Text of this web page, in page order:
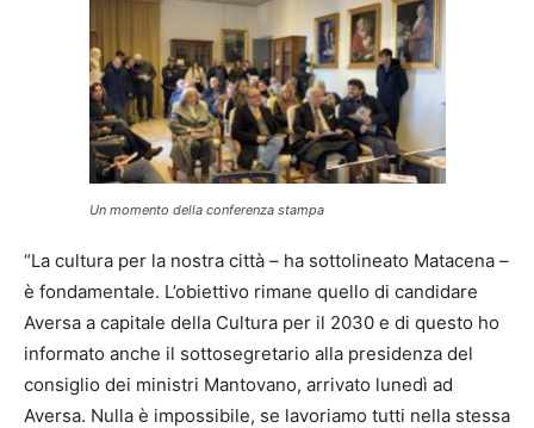
Un momento della conferenza stampa
“La cultura per la nostra città – ha sottolineato Matacena –
è fondamentale. L’obiettivo rimane quello di candidare
Aversa a capitale della Cultura per il 2030 e di questo ho
informato anche il sottosegretario alla presidenza del
consiglio dei ministri Mantovano, arrivato lunedì ad
Aversa. Nulla è impossibile, se lavoriamo tutti nella stessa